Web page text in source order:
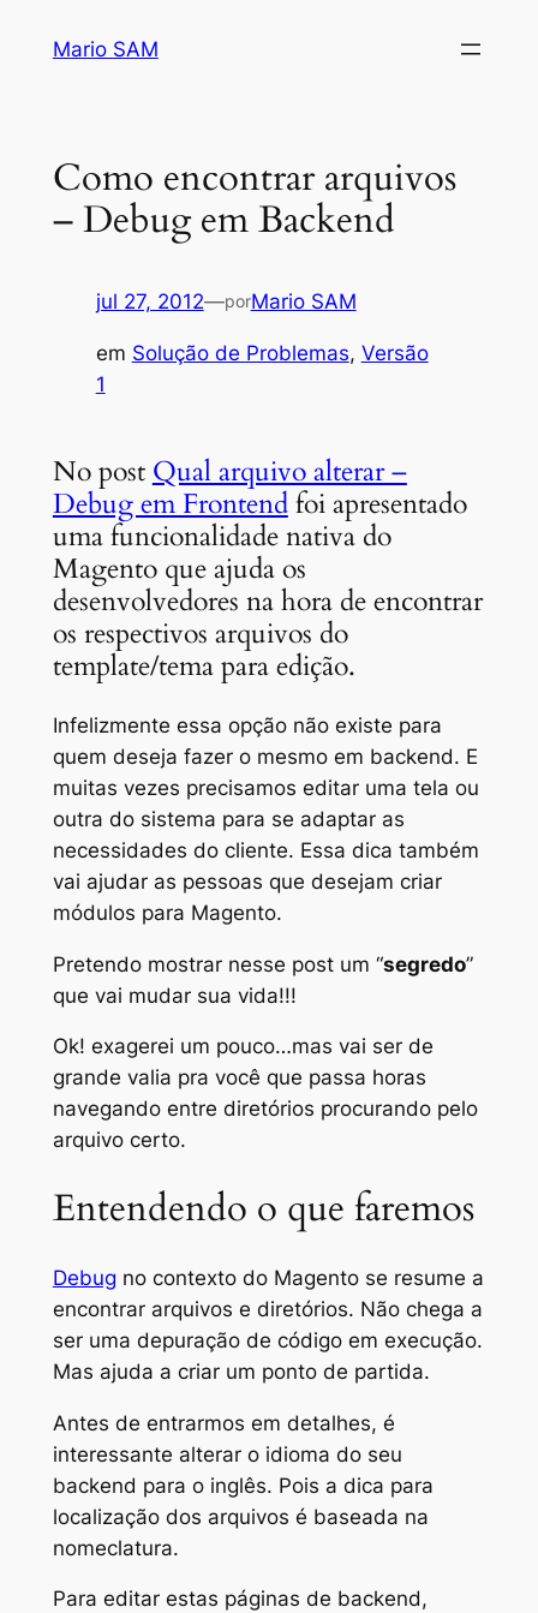
Mario SAM
Como encontrar arquivos
– Debug em Backend
jul 27, 2012—porMario SAM
em Solução de Problemas, Versão
1
No post Qual arquivo alterar –
Debug em Frontendfoi apresentado
uma funcionalidade nativa do
Magento que ajuda os
desenvolvedores na hora de encontrar
os respectivos arquivos do
template/tema para edição.
Infelizmente essa opção não existe para
quem deseja fazer o mesmo em backend. E
muitas vezes precisamos editar uma tela ou
outra do sistema para se adaptar as
necessidades do cliente. Essa dica também
vai ajudar as pessoas que desejam criar
módulos para Magento.
Pretendo mostrar nesse post um “segredo”
que vai mudar sua vida!!!
Ok! exagerei um pouco…mas vai ser de
grande valia pra você que passa horas
navegando entre diretórios procurando pelo
arquivo certo.
Entendendo o que faremos
Debug no contexto do Magento se resume a
encontrar arquivos e diretórios. Não chega a
ser uma depuração de código em execução.
Mas ajuda a criar um ponto de partida.
Antes de entrarmos em detalhes, é
interessante alterar o idioma do seu
backend para o inglês. Pois a dica para
localização dos arquivos é baseada na
nomeclatura.
Para editar estas páginas de backend,